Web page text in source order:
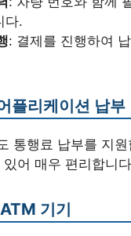
다.
: 결제를 진행하여
플리케이션 납부
통행료 납부를 지
어 매우 편리합니
기기